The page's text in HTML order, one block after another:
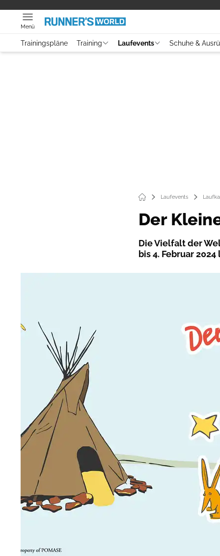
Menü
Trainingspläne Training Laufevents Schuhe &
Laufevents
Der
Die Vielfalt der
bis 4. Februar